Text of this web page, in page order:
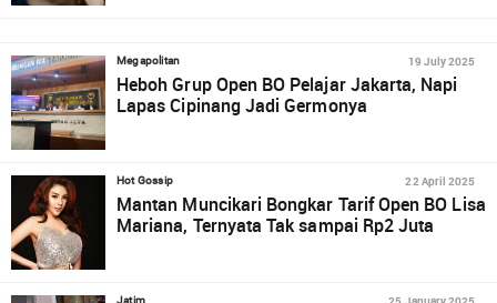
Megapolitan 19 July 2025
Heboh Grup Open BO Pelajar Jakarta, Napi
Lapas Cipinang Jadi Germonya
Hot Gossip 22 April 2025
Mantan Muncikari Bongkar Tarif Open BO Lisa
Mariana, Ternyata Tak sampai Rp2 Juta
Jatim